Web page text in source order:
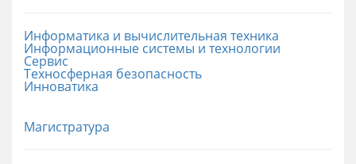
Информатика и вычислительная техника
Информационные системы и технологии
Сервис
Техносферная безопасность
Инноватика
Магистратура